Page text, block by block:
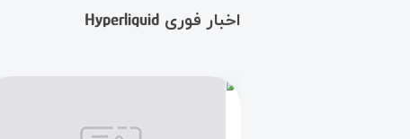
اخبار فوری Hyperliquid